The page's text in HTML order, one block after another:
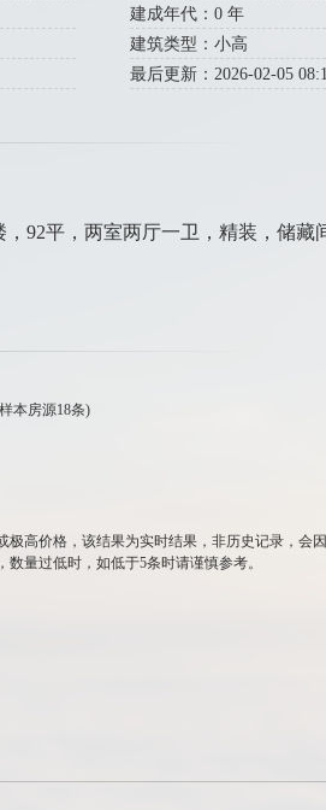
建成年代：0 年
建筑类型：小高
最后更新：2026-02-05
92平，两室两厅一卫，精装，储藏
本房源18条)
极高价格，该结果为实时结果，非历史记录，会
数量过低时，如低于5条时请谨慎参考。